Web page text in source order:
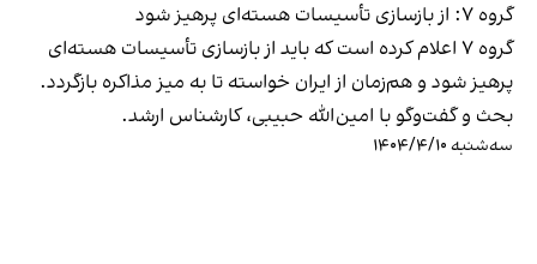
گروه ۷: از بازسازی تأسیسات هسته‌ای پرهیز شود
گروه ۷ اعلام کرده است که باید از بازسازی تأسیسات هسته‌ای
پرهیز شود و هم‌زمان از ایران خواسته تا به میز مذاکره بازگردد.
بحث و گفت‌وگو با امین‌الله حبیبی، کارشناس ارشد.
سه‌شنبه ۱۴۰۴/۴/۱۰